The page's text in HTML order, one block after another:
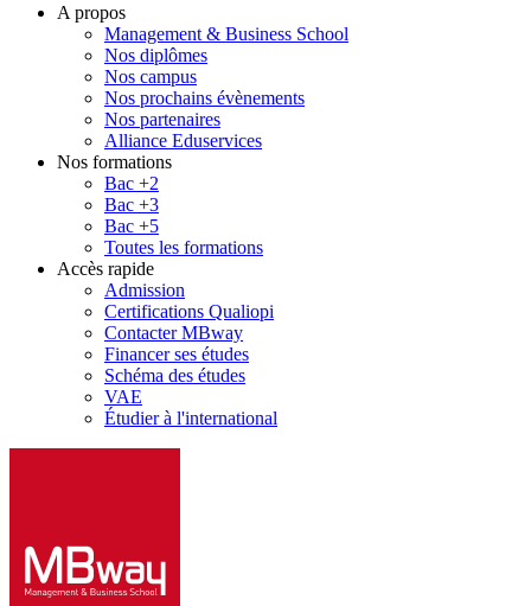
A propos
Management & Business School
Nos diplômes
Nos campus
Nos prochains évènements
Nos partenaires
Alliance Eduservices
Nos formations
Bac +2
Bac +3
Bac +5
Toutes les formations
Accès rapide
Admission
Certifications Qualiopi
Contacter MBway
Financer ses études
Schéma des études
VAE
Étudier à l'international